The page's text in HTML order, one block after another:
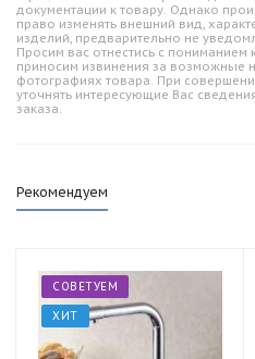
документации к товару. Однако
право изменять внешний вид,
изделий, предварительно не
Просим вас отнестись с пониманием
приносим извинения за возможные
фотографиях товара. При
уточнять интересующие Вас
заказа.
Рекомендуем
СОВЕТУЕМ
ХИТ